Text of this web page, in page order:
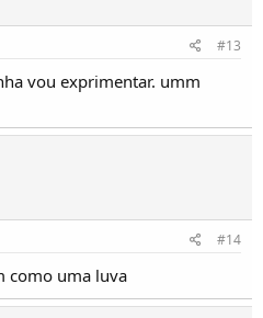
#13
vou exprimentar. umm
#14
como uma luva